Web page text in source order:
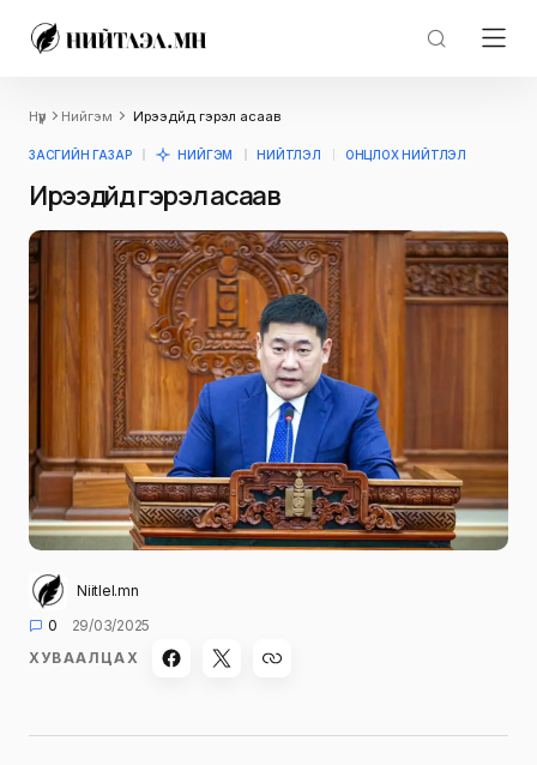
Нүүр Нийгэм Ирээдүйд гэрэл асаав
ЗАСГИЙН ГАЗАР НИЙГЭМ НИЙТЛЭЛ ОНЦЛОХ НИЙТЛЭЛ
Ирээдүйд гэрэл асаав
Niitlel.mn
0
29/03/2025
ХУВААЛЦАХ